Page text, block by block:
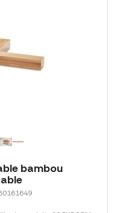
bambou